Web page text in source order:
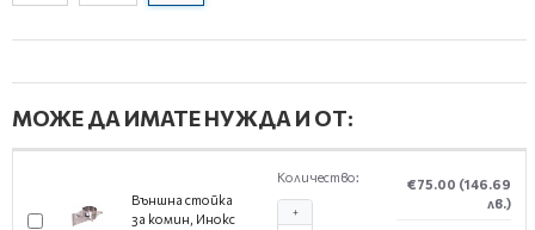
МОЖЕ ДА ИМАТЕ НУЖДА И ОТ:
Външна стойка
за комин, Инокс
Количество:
+
€75.00 (146.69
лв.)